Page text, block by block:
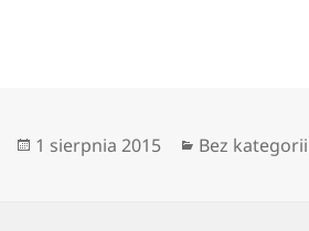
Data
1 sierpnia 2015 Kategorie
Bez kategorii